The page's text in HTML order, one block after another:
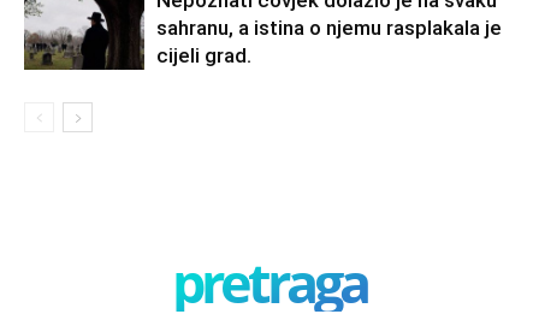
sahranu, a istina o njemu rasplakala je
cijeli grad.
pretraga